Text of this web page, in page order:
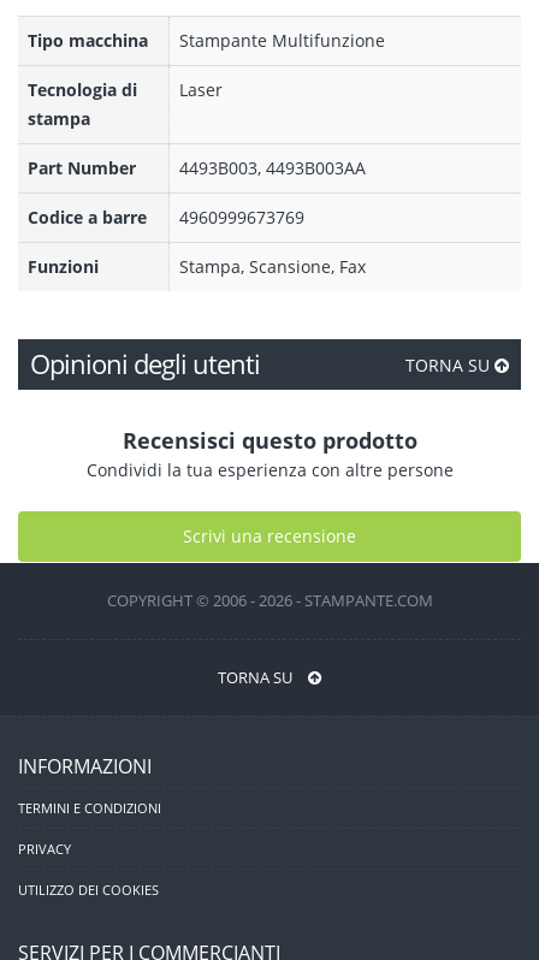
Tipo macchina Stampante Multifunzione
Tecnologia di
stampa
Laser
Part Number 4493B003, 4493B003AA
Codice a barre 4960999673769
Funzioni Stampa, Scansione, Fax
Opinioni degli utenti TORNA SU
Recensisci questo prodotto
Condividi la tua esperienza con altre persone
Scrivi una recensione
COPYRIGHT © 2006 - 2026 - STAMPANTE.COM
TORNA SU
INFORMAZIONI
TERMINI E CONDIZIONI
PRIVACY
UTILIZZO DEI COOKIES
SERVIZI PER I COMMERCIANTI